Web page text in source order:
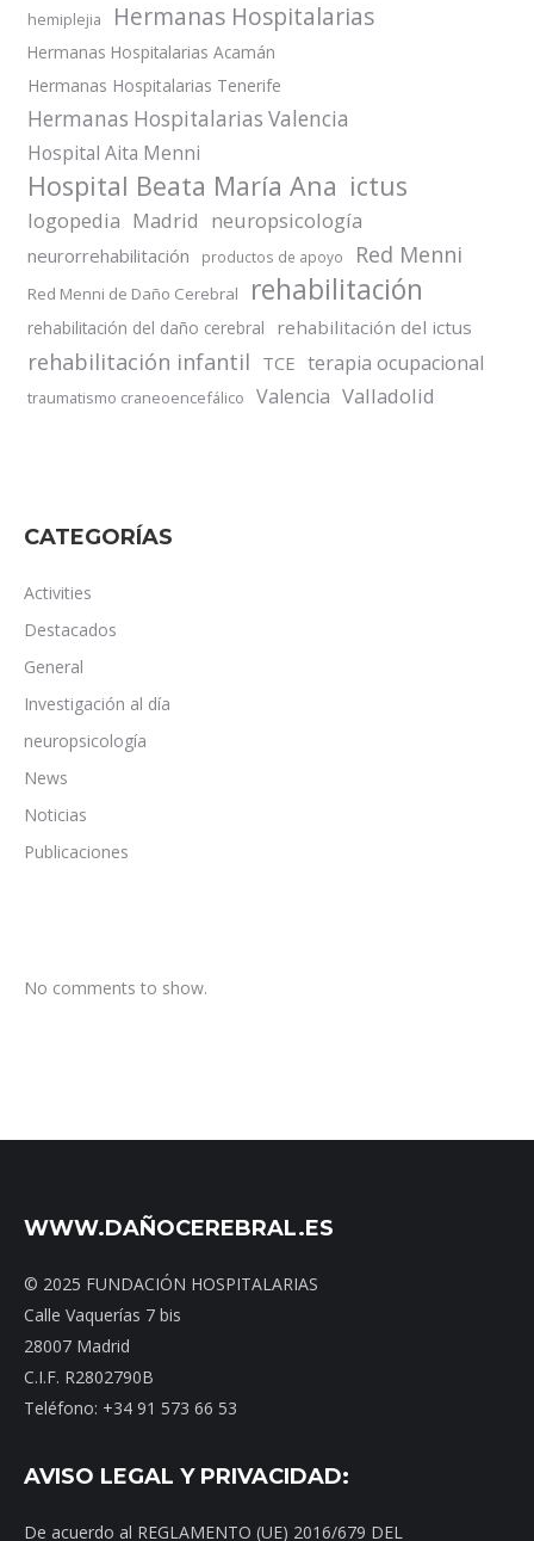
hemiplejia Hermanas Hospitalarias
Hermanas Hospitalarias Acamán
Hermanas Hospitalarias Tenerife
Hermanas Hospitalarias Valencia
Hospital Aita Menni
Hospital Beata María Ana ictus
logopedia Madrid neuropsicología
neurorrehabilitación productos de apoyo Red Menni
Red Menni de Daño Cerebral rehabilitación
rehabilitación del daño cerebral rehabilitación del ictus
rehabilitación infantil TCE terapia ocupacional
traumatismo craneoencefálico Valencia Valladolid
CATEGORÍAS
Activities
Destacados
General
Investigación al día
neuropsicología
News
Noticias
Publicaciones
No comments to show.
WWW.DAÑOCEREBRAL.ES
© 2025 FUNDACIÓN HOSPITALARIAS
Calle Vaquerías 7 bis
28007 Madrid
C.I.F. R2802790B
Teléfono: +34 91 573 66 53
AVISO LEGAL Y PRIVACIDAD:
De acuerdo al REGLAMENTO (UE) 2016/679 DEL